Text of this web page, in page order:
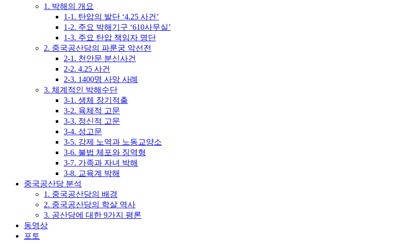
1. 박해의 개요
1-1. 탄압의 발단 ‘4.25 사건’
1-2. 주요 박해기구 ‘610사무실’
1-3. 주요 탄압 책임자 명단
2. 중국공산당의 파룬궁 악선전
2-1. 천안문 분신사건
2-2. 4.25 사건
2-3. 1400명 사망 사례
3. 체계적인 박해수단
3-1. 생체 장기적출
3-2. 육체적 고문
3-3. 정신적 고문
3-4. 성고문
3-5. 강제 노역과 노동교양소
3-6. 불법 체포와 징역형
3-7. 가족과 자녀 박해
3-8. 교육계 박해
중국공산당 분석
1. 중국공산당의 배경
2. 중국공산당의 학살 역사
3. 공산당에 대한 9가지 평론
동영상
포토